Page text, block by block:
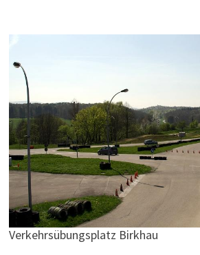
Verkehrsübungsplatz Birkhau